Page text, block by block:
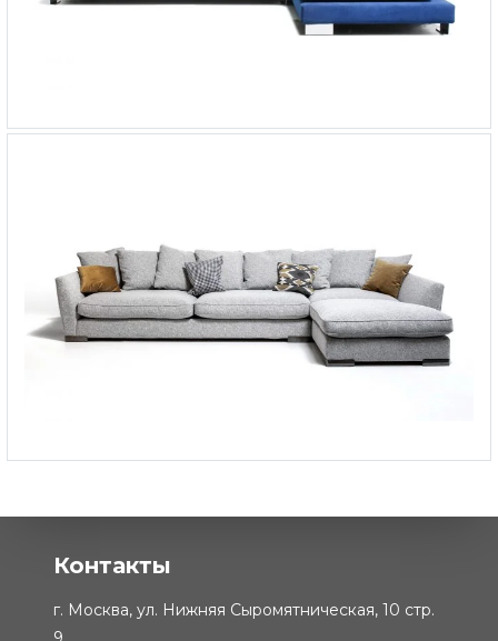
Контакты
г. Москва, ул. Нижняя Сыромятническая, 10 стр.